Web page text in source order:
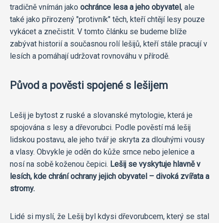
tradičně vnímán jako ochránce lesa a jeho obyvatel, ale
také jako přirozený "protivník" těch, kteří chtějí lesy pouze
vykácet a znečistit. V tomto článku se budeme blíže
zabývat historií a současnou rolí lešijů, kteří stále pracují v
lesích a pomáhají udržovat rovnováhu v přírodě.
Původ a pověsti spojené s lešijem
Lešij je bytost z ruské a slovanské mytologie, která je
spojována s lesy a dřevorubci. Podle pověstí má lešij
lidskou postavu, ale jeho tvář je skryta za dlouhými vousy
a vlasy. Obvykle je oděn do kůže srnce nebo jelenice a
nosí na sobě koženou čepici. Lešij se vyskytuje hlavně v
lesích, kde chrání ochrany jejich obyvatel – divoká zvířata a
stromy.
Lidé si myslí, že Lešij byl kdysi dřevorubcem, který se stal